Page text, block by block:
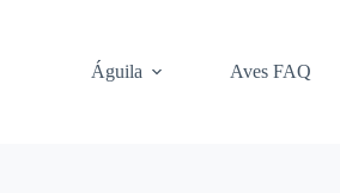
Águila
Aves FAQ